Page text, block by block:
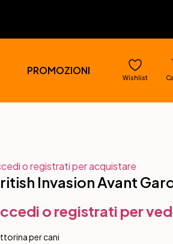
PROMOZIONI
Wishlist
o registrati per acquistare
Invasion Avant
o registrati per
per cani